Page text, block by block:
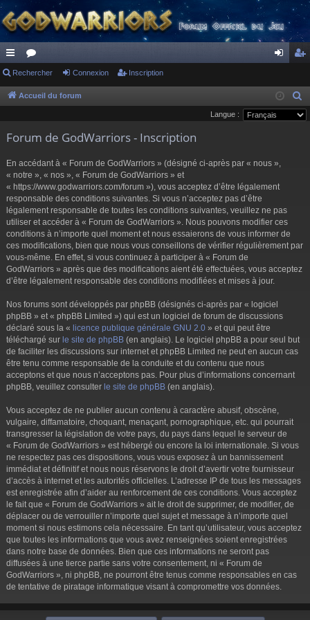
ac
co
ci
or
u
s
ne cri
pti
Rechercher Connexion Inscription
Accueil du forum
e
Langue :
Forum de GodWarriors - Inscription
En accédant à « Forum de GodWarriors » (désigné ci-après par « nous »,
« notre », « nos », « Forum de GodWarriors » et
« https://www.godwarriors.com/forum »), vous acceptez d’être légalement
responsable des conditions suivantes. Si vous n’acceptez pas d’être
légalement responsable de toutes les conditions suivantes, veuillez ne pas
utiliser et accéder à « Forum de GodWarriors ». Nous pouvons modifier ces
conditions à n’importe quel moment et nous essaierons de vous informer de
ces modifications, bien que nous vous conseillons de vérifier régulièrement par
vous-même. En effet, si vous continuez à participer à « Forum de
GodWarriors » après que des modifications aient été effectuées, vous acceptez
d’être légalement responsable des conditions modifiées et mises à jour.
Nos forums sont développés par phpBB (désignés ci-après par « logiciel
phpBB » et « phpBB Limited ») qui est un logiciel de forum de discussions
déclaré sous la « licence publique générale GNU 2.0 » et qui peut être
téléchargé sur le site de phpBB (en anglais). Le logiciel phpBB a pour seul but
de faciliter les discussions sur internet et phpBB Limited ne peut en aucun cas
être tenu comme responsable de la conduite et du contenu que nous
acceptons et que nous n’acceptons pas. Pour plus d’informations concernant
phpBB, veuillez consulter le site de phpBB (en anglais).
Vous acceptez de ne publier aucun contenu à caractère abusif, obscène,
vulgaire, diffamatoire, choquant, menaçant, pornographique, etc. qui pourrait
transgresser la législation de votre pays, du pays dans lequel le serveur de
« Forum de GodWarriors » est hébergé ou encore la loi internationale. Si vous
ne respectez pas ces dispositions, vous vous exposez à un bannissement
immédiat et définitif et nous nous réservons le droit d’avertir votre fournisseur
d’accès à internet et les autorités officielles. L’adresse IP de tous les messages
est enregistrée afin d’aider au renforcement de ces conditions. Vous acceptez
le fait que « Forum de GodWarriors » ait le droit de supprimer, de modifier, de
déplacer ou de verrouiller n’importe quel sujet et message à n’importe quel
moment si nous estimons cela nécessaire. En tant qu’utilisateur, vous acceptez
que toutes les informations que vous avez renseignées soient enregistrées
dans notre base de données. Bien que ces informations ne seront pas
diffusées à une tierce partie sans votre consentement, ni « Forum de
GodWarriors », ni phpBB, ne pourront être tenus comme responsables en cas
de tentative de piratage informatique visant à compromettre vos données.